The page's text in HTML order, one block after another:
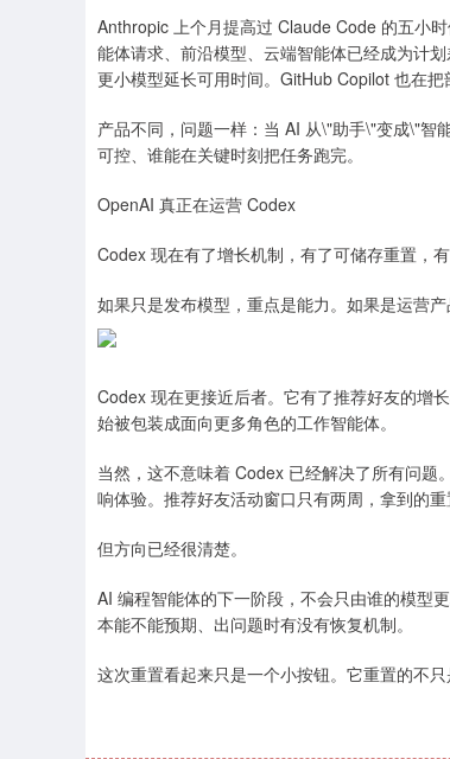
Anthropic 上个月提高过 Claude Code 的五小
能体请求、前沿模型、云端智能体已经成为计
更小模型延长可用时间。GitHub Copilot 也在
产品不同，问题一样：当 AI 从\"助手\"变成\"智
可控、谁能在关键时刻把任务跑完。
OpenAI 真正在运营 Codex
Codex 现在有了增长机制，有了可储存重置，
如果只是发布模型，重点是能力。如果是运营
Codex 现在更接近后者。它有了推荐好友的增
始被包装成面向更多角色的工作智能体。
当然，这不意味着 Codex 已经解决了所有问
响体验。推荐好友活动窗口只有两周，拿到的
但方向已经很清楚。
AI 编程智能体的下一阶段，不会只由谁的模型
本能不能预期、出问题时有没有恢复机制。
这次重置看起来只是一个小按钮。它重置的不